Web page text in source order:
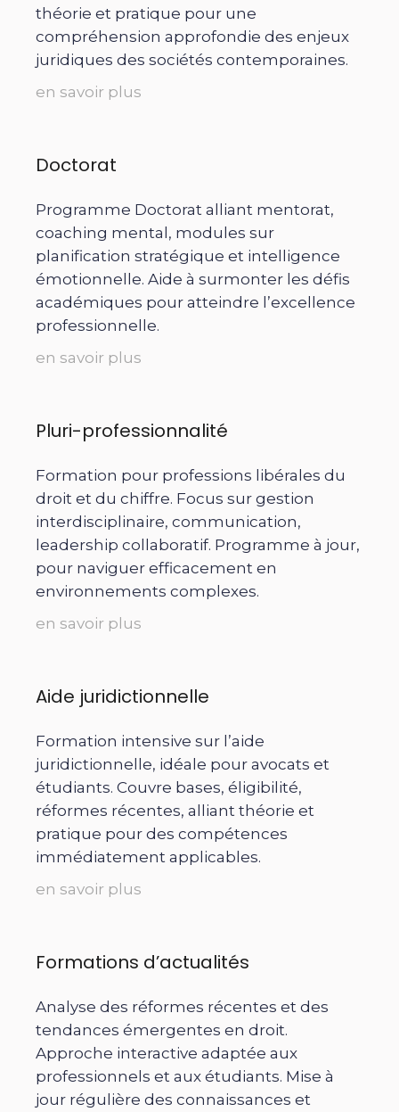
théorie et pratique pour une
compréhension approfondie des enjeux
juridiques des sociétés contemporaines.
en savoir plus
Doctorat
Programme Doctorat alliant mentorat,
coaching mental, modules sur
planification stratégique et intelligence
émotionnelle. Aide à surmonter les défis
académiques pour atteindre l’excellence
professionnelle.
en savoir plus
Pluri-professionnalité
Formation pour professions libérales du
droit et du chiffre. Focus sur gestion
interdisciplinaire, communication,
leadership collaboratif. Programme à jour,
pour naviguer efficacement en
environnements complexes.
en savoir plus
Aide juridictionnelle
Formation intensive sur l’aide
juridictionnelle, idéale pour avocats et
étudiants. Couvre bases, éligibilité,
réformes récentes, alliant théorie et
pratique pour des compétences
immédiatement applicables.
en savoir plus
Formations d’actualités
Analyse des réformes récentes et des
tendances émergentes en droit.
Approche interactive adaptée aux
professionnels et aux étudiants. Mise à
jour régulière des connaissances et